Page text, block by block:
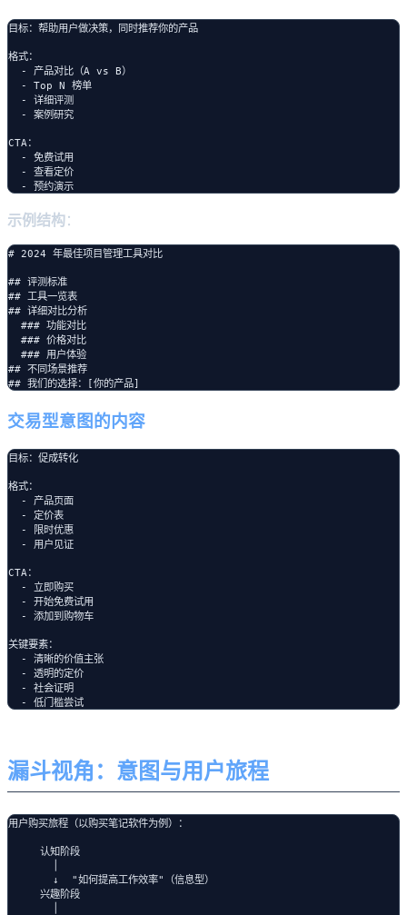
目标：帮助用户做决策，同时推荐你的产品
格式：
  - 产品对比（A vs B）
  - Top N 榜单
  - 详细评测
  - 案例研究
CTA：
  - 免费试用
  - 查看定价
示例结构：
# 2024 年最佳项目管理工具对比
## 评测标准
## 工具一览表
## 详细对比分析
  ### 功能对比
  ### 价格对比
  ### 用户体验
## 不同场景推荐
交易型意图的内容
目标：促成转化
格式：
  - 产品页面
  - 定价表
  - 限时优惠
  - 用户见证
CTA：
  - 立即购买
  - 开始免费试用
  - 添加到购物车
关键要素：
  - 清晰的价值主张
  - 透明的定价
  - 社会证明
漏斗视角：意图与用户旅程
用户购买旅程（以购买笔记软件为例）：
     认知阶段
       ↓  "如何提高工作效率"（信息型）
     兴趣阶段